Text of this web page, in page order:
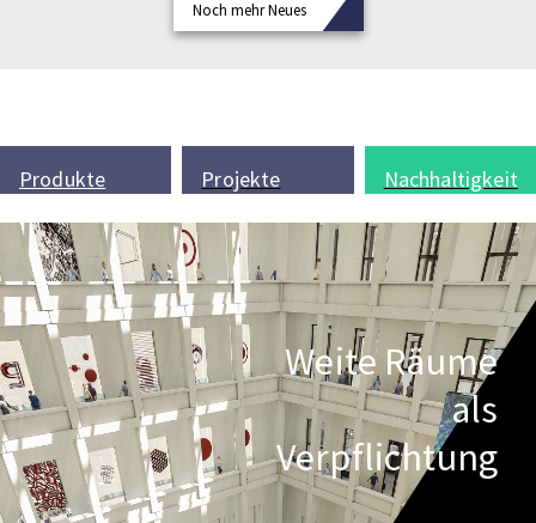
Noch mehr Neues
Produkte Projekte Nachhaltigkeit
Weite Räume
als
Verpflichtung